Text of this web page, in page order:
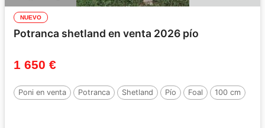
NUEVO
Potranca shetland en venta 2026 pío
1 650 €
Poni en venta Potranca Shetland Pío Foal 100 cm